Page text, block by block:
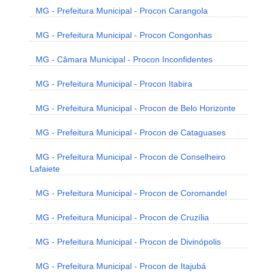
MG - Prefeitura Municipal - Procon Carangola
MG - Prefeitura Municipal - Procon Congonhas
MG - Câmara Municipal - Procon Inconfidentes
MG - Prefeitura Municipal - Procon Itabira
MG - Prefeitura Municipal - Procon de Belo Horizonte
MG - Prefeitura Municipal - Procon de Cataguases
MG - Prefeitura Municipal - Procon de Conselheiro
Lafaiete
MG - Prefeitura Municipal - Procon de Coromandel
MG - Prefeitura Municipal - Procon de Cruzília
MG - Prefeitura Municipal - Procon de Divinópolis
MG - Prefeitura Municipal - Procon de Itajubá